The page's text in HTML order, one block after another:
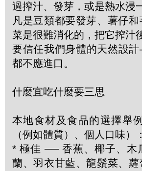
過搾汁、發芽，或是熱水浸
凡是豆類都要發芽、薯仔
菜是很難消化的，把它搾汁
要信任我們身體的天然設
都不應進口。
什麼宜吃什麼要三思
本地食材及食品的選擇舉
（例如體質）、個人口味）：
* 極佳 ── 香蕉、椰子、木
蘭、羽衣甘藍、龍鬚菜、